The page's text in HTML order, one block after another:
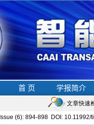
文章快速
Issue (6): 894-898 DOI: 10.11992/